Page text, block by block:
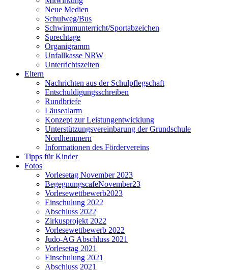
Neue Medien
Schulweg/Bus
Schwimmunterricht/Sportabzeichen
Sprechtage
Organigramm
Unfallkasse NRW
Unterrichtszeiten
Eltern
Nachrichten aus der Schulpflegschaft
Entschuldigungsschreiben
Rundbriefe
Läusealarm
Konzept zur Leistungentwicklung
Unterstützungsvereinbarung der Grundschule
Nordhemmern
Informationen des Fördervereins
Tipps für Kinder
Fotos
Vorlesetag November 2023
BegegnungscafeNovember23
Vorlesewettbewerb2023
Einschulung 2022
Abschluss 2022
Zirkusprojekt 2022
Vorlesewettbewerb 2022
Judo-AG Abschluss 2021
Vorlesetag 2021
Einschulung 2021
Abschluss 2021